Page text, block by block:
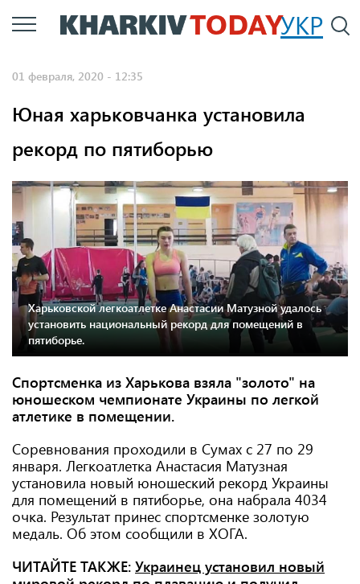
Перейти
к
УКР
01 февраля, 2020 - 12:35
Юная харьковчанка установила
рекорд по пятиборью
Харьковской легкоатлетке Анастасии Матузной удалось
установить национальный рекорд для помещений в
пятиборье.
Спортсменка из Харькова взяла "золото" на
юношеском чемпионате Украины по легкой
атлетике в помещении.
Соревнования проходили в Сумах с 27 по 29
января. Легкоатлетка Анастасия Матузная
установила новый юношеский рекорд Украины
для помещений в пятиборье, она набрала 4034
очка. Результат принес спортсменке золотую
медаль. Об этом сообщили в ХОГА.
ЧИТАЙТЕ ТАКЖЕ: Украинец установил новый